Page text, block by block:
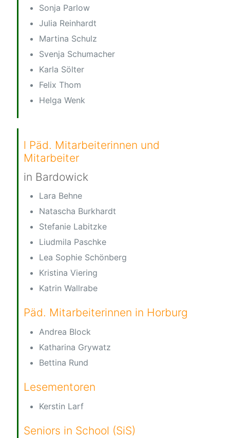
Sonja Parlow
Julia Reinhardt
Martina Schulz
Svenja Schumacher
Karla Sölter
Felix Thom
Helga Wenk
l Päd. Mitarbeiterinnen und
Mitarbeiter
in Bardowick
Lara Behne
Natascha Burkhardt
Stefanie Labitzke
Liudmila Paschke
Lea Sophie Schönberg
Kristina Viering
Katrin Wallrabe
Päd. Mitarbeiterinnen in Horburg
Andrea Block
Katharina Grywatz
Bettina Rund
Lesementoren
Kerstin Larf
Seniors in School (SiS)